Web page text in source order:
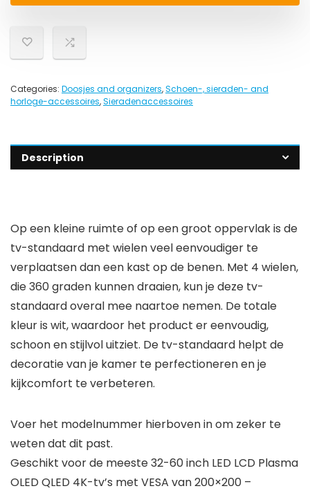
Categories: Doosjes and organizers,Schoen-, sieraden- and
horloge-accessoires,Sieradenaccessoires
Description
Op een kleine ruimte of op een groot oppervlak is de
tv-standaard met wielen veel eenvoudiger te
verplaatsen dan een kast op de benen. Met 4 wielen,
die 360 graden kunnen draaien, kun je deze tv-
standaard overal mee naartoe nemen. De totale
kleur is wit, waardoor het product er eenvoudig,
schoon en stijlvol uitziet. De tv-standaard helpt de
decoratie van je kamer te perfectioneren en je
kijkcomfort te verbeteren.
Voer het modelnummer hierboven in om zeker te
weten dat dit past.
Geschikt voor de meeste 32-60 inch LED LCD Plasma
OLED QLED 4K-tv’s met VESA van 200×200 –